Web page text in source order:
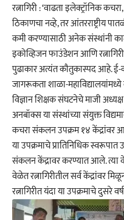
रत्नागिरी : ‘वाढता इलेक्ट्रॉनिक
ठिकाणचा नव्हे, तर आंतरराष्ट्रीय
कमी करण्यासाठी अनेक संस्थांनी
इकोव्हिजन फाउंडेशन आणि
पुढाकार अत्यंत कौतुकास्पद आहे.
जागरूकता शाळा-
विज्ञान शिक्षक संघटनेचे माजी
अनबॉक्स या संस्थांच्या संयुक्त
कचरा संकलन उपक्रम १४ केंद्रांवर
या उपक्रमाचे प्रातिनिधिक
संकलन केंद्रावर करण्यात आले. त्या
वेळेत रत्नागिरीतील सर्व केंद्रांवर
रत्नागिरीत यंदा या उपक्रमाचे दुसरे